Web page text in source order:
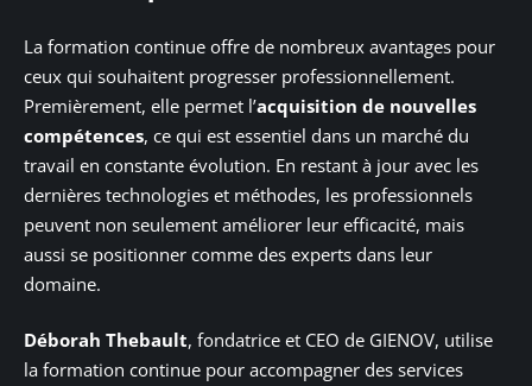
La formation continue offre de nombreux avantages pour
ceux qui souhaitent progresser professionnellement.
Premièrement, elle permet l’acquisition de nouvelles
compétences, ce qui est essentiel dans un marché du
travail en constante évolution. En restant à jour avec les
dernières technologies et méthodes, les professionnels
peuvent non seulement améliorer leur efficacité, mais
aussi se positionner comme des experts dans leur
domaine.
Déborah Thebault, fondatrice et CEO de GIENOV, utilise
la formation continue pour accompagner des services